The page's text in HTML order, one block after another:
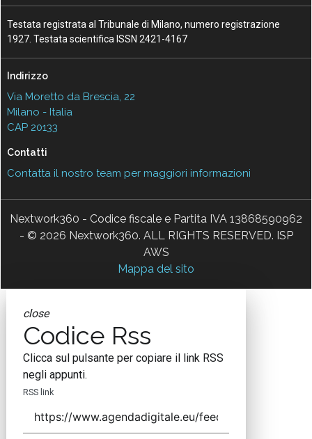
Testata registrata al Tribunale di Milano, numero registrazione
1927. Testata scientifica ISSN 2421-4167
Indirizzo
Via Moretto da Brescia, 22
Milano - Italia
CAP 20133
Contatti
Contatta il nostro team per maggiori informazioni
Nextwork360 - Codice fiscale e Partita IVA 13868590962
- © 2026 Nextwork360. ALL RIGHTS RESERVED. ISP
AWS
Mappa del sito
close
Codice Rss
Clicca sul pulsante per copiare il link RSS
negli appunti.
RSS link